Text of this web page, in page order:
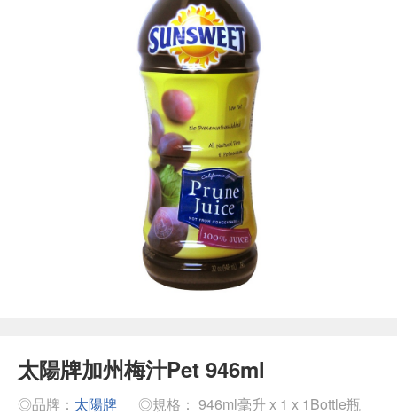
太陽牌加州梅汁Pet 946ml
◎品牌： 太陽牌 ◎規格： 946ml毫升 x 1 x 1Bottle瓶